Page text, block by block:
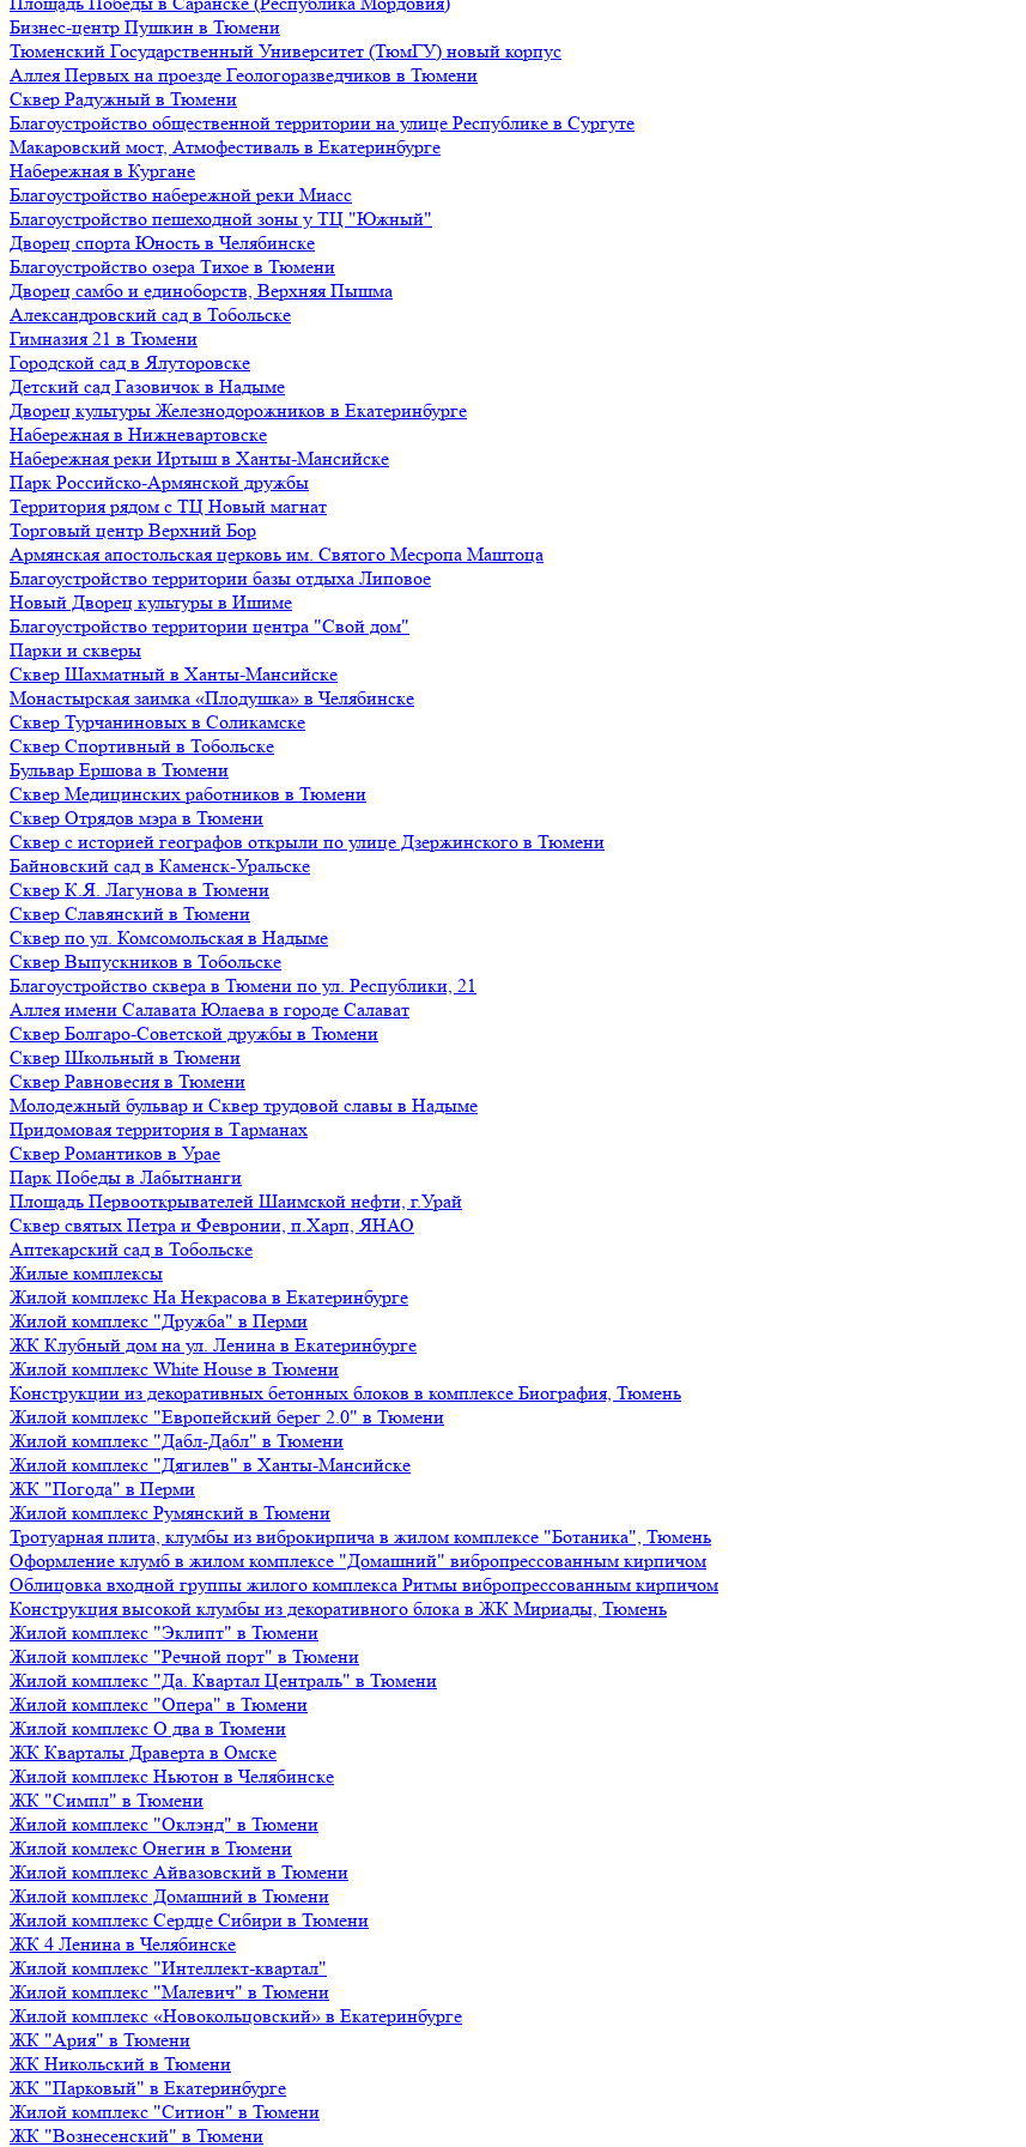
Бизнес-центр Пушкин в Тюмени
Тюменский Государственный Университет (ТюмГУ) новый корпус
Аллея Первых на проезде Геологоразведчиков в Тюмени
Сквер Радужный в Тюмени
Благоустройство общественной территории на улице Республике в Сургуте
Макаровский мост, Атмофестиваль в Екатеринбурге
Набережная в Кургане
Благоустройство набережной реки Миасс
Благоустройство пешеходной зоны у ТЦ "Южный"
Дворец спорта Юность в Челябинске
Благоустройство озера Тихое в Тюмени
Дворец самбо и единоборств, Верхняя Пышма
Александровский сад в Тобольске
Гимназия 21 в Тюмени
Городской сад в Ялуторовске
Детский сад Газовичок в Надыме
Дворец культуры Железнодорожников в Екатеринбурге
Набережная в Нижневартовске
Набережная реки Иртыш в Ханты-Мансийске
Парк Российско-Армянской дружбы
Территория рядом с ТЦ Новый магнат
Торговый центр Верхний Бор
Армянская апостольская церковь им. Святого Месропа Маштоца
Благоустройство территории базы отдыха Липовое
Нoвый Двoрeц культуры в Ишимe
Благоустройство территории центра "Свой дом"
Парки и скверы
Сквер Шахматный в Ханты-Мансийске
Монастырская заимка «Плодушка» в Челябинске
Сквер Турчаниновых в Соликамске
Сквер Спортивный в Тобольске
Бульвар Ершова в Тюмени
Сквер Медицинских работников в Тюмени
Сквер Отрядов мэра в Тюмени
Сквер с историей географов открыли по улице Дзержинского в Тюмени
Байновский сад в Каменск-Уральске
Сквер К.Я. Лагунова в Тюмени
Сквер Славянский в Тюмени
Сквер по ул. Комсомольская в Надыме
Сквер Выпускников в Тобольске
Благоустройство сквера в Тюмени по ул. Республики, 21
Аллея имени Салавата Юлаева в городе Салават
Сквер Болгаро-Советской дружбы в Тюмени
Сквер Школьный в Тюмени
Сквер Равновесия в Тюмени
Молодежный бульвар и Сквер трудовой славы в Надыме
Придомовая территория в Тарманах
Сквер Романтиков в Урае
Парк Победы в Лабытнанги
Площадь Первооткрывателей Шаимской нефти, г.Урай
Сквер святых Петра и Февронии, п.Харп, ЯНАО
Аптекарский сад в Тобольске
Жилые комплексы
Жилой комплекс На Некрасова в Екатеринбурге
Жилой комплекс "Дружба" в Перми
ЖК Клубный дом на ул. Ленина в Екатеринбурге
Жилой комплекс White House в Тюмени
Конструкции из декоративных бетонных блоков в комплексе Биография, Тюмень
Жилой комплекс "Европейский берег 2.0" в Тюмени
Жилой комплекс "Дабл-Дабл" в Тюмени
Жилой комплекс "Дягилев" в Ханты-Мансийске
ЖК "Погода" в Перми
Жилой комплекс Румянский в Тюмени
Тротуарная плита, клумбы из виброкирпича в жилом комплексе "Ботаника", Тюмень
Оформление клумб в жилом комплексе "Домашний" вибропрессованным кирпичом
Облицовка входной группы жилого комплекса Ритмы вибропрессованным кирпичом
Конструкция высокой клумбы из декоративного блока в ЖК Мириады, Тюмень
Жилой комплекс "Эклипт" в Тюмени
Жилой комплекс "Речной порт" в Тюмени
Жилой комплекс "Да. Квартал Централь" в Тюмени
Жилой комплекс "Опера" в Тюмени
Жилой комплекс О два в Тюмени
ЖК Кварталы Драверта в Омске
Жилой комплекс Ньютон в Челябинске
ЖК "Симпл" в Тюмени
Жилой комплекс "Оклэнд" в Тюмени
Жилой комлекс Онегин в Тюмени
Жилой комплекс Айвазовский в Тюмени
Жилой комплекс Домашний в Тюмени
Жилой комплекс Сердце Сибири в Тюмени
ЖК 4 Ленина в Челябинске
Жилой комплекс "Интеллект-квартал"
Жилой комплекс "Малевич" в Тюмени
Жилой комплекс «Новокольцовский» в Екатеринбурге
ЖК "Ария" в Тюмени
ЖК Никольский в Тюмени
ЖК "Парковый" в Екатеринбурге
Жилой комплекс "Ситион" в Тюмени
ЖК "Вознесенский" в Тюмени